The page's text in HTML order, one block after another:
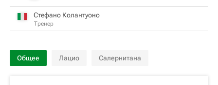
Стефано Колантуоно
Тренер
Общее Лацио Салернитана